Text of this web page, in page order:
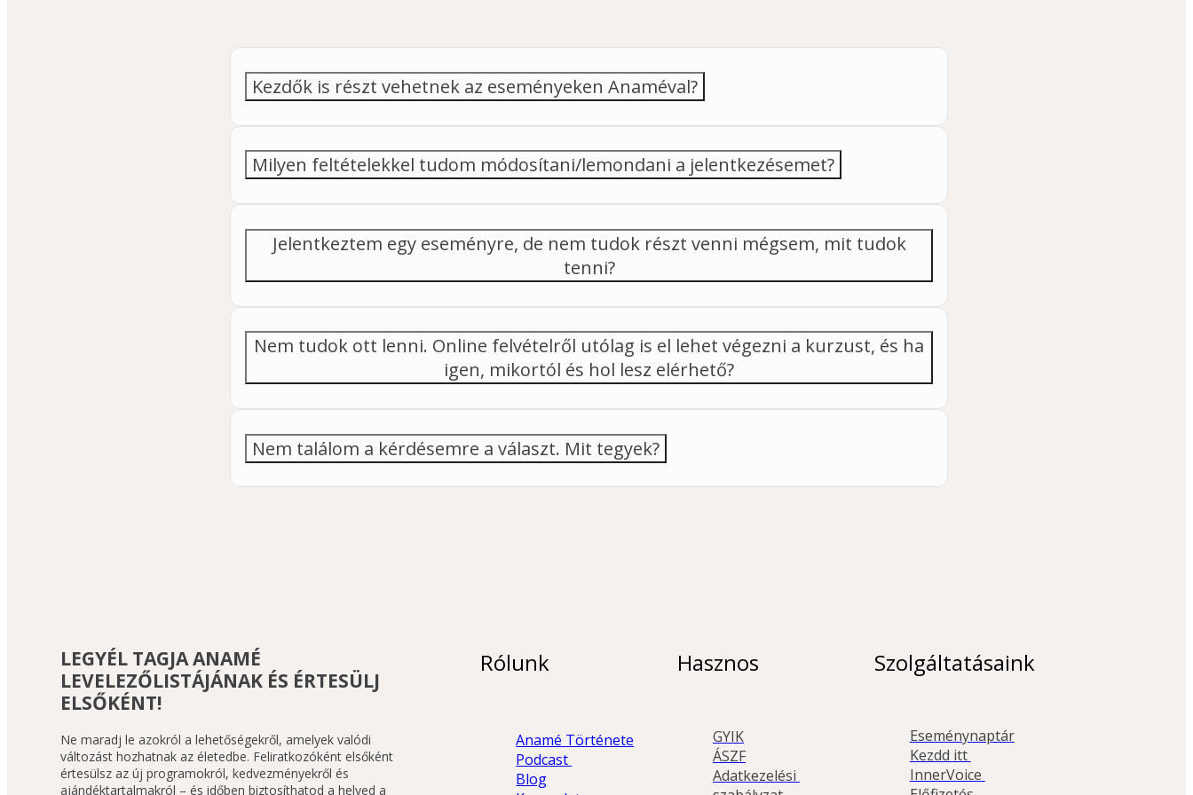
Kezdők is részt vehetnek az eseményeken Anaméval?
Milyen feltételekkel tudom módosítani/lemondani a jelentkezésemet?
Jelentkeztem egy eseményre, de nem tudok részt venni mégsem, mit tudok
tenni?
Nem tudok ott lenni. Online felvételről utólag is el lehet végezni a kurzust, és ha
igen, mikortól és hol lesz elérhető?
Nem találom a kérdésemre a választ. Mit tegyek?
Rólunk
Anamé Története
Podcast
Blog
Hasznos
GYIK
ÁSZF
Adatkezelési
LEGYÉL TAGJA ANAMÉ
LEVELEZŐLISTÁJÁNAK ÉS ÉRTESÜLJ
ELSŐKÉNT!
Ne maradj le azokról a lehetőségekről, amelyek valódi
változást hozhatnak az életedbe. Feliratkozóként elsőként
értesülsz az új programokról, kedvezményekről és
ajándéktartalmakról – és időben biztosíthatod a helyed a
Szolgáltatásaink
Eseménynaptár
Kezdd itt
InnerVoice